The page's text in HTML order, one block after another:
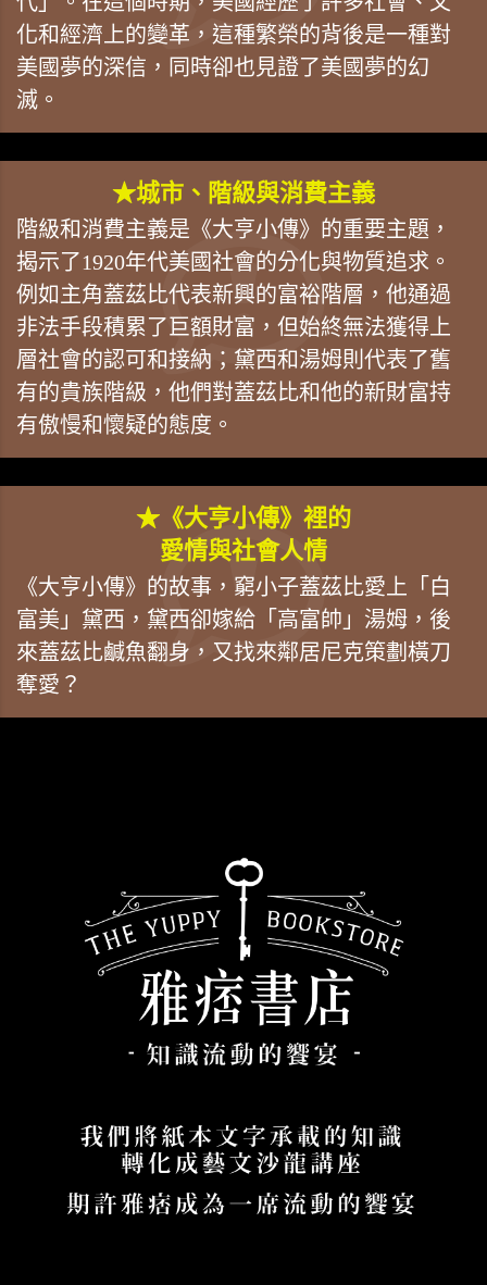
化和經濟上的變革，這種繁榮的背後是一種對
美國夢的深信，同時卻也見證了美國夢的幻
滅。
★城市、階級與消費主義
階級和消費主義是《大亨小傳》的重要主題，
揭示了1920年代美國社會的分化與物質追求。
例如主角蓋茲比代表新興的富裕階層，他通過
非法手段積累了巨額財富，但始終無法獲得上
層社會的認可和接納；黛西和湯姆則代表了舊
有的貴族階級，他們對蓋茲比和他的新財富持
有傲慢和懷疑的態度。
★《大亨小傳》裡的
愛情與社會人情
《大亨小傳》的故事，窮小子蓋茲比愛上「白
富美」黛西，黛西卻嫁給「高富帥」湯姆，後
來蓋茲比鹹魚翻身，又找來鄰居尼克策劃橫刀
奪愛？